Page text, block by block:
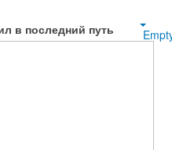
в последний путь